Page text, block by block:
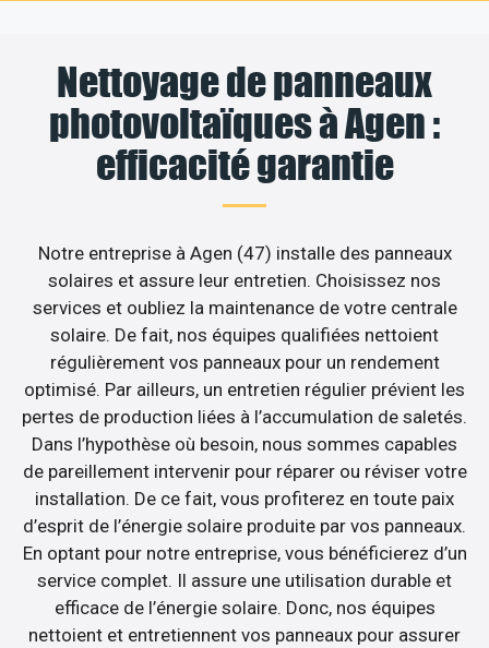
Nettoyage de panneaux
photovoltaïques à Agen :
efficacité garantie
Notre entreprise à Agen (47) installe des panneaux
solaires et assure leur entretien. Choisissez nos
services et oubliez la maintenance de votre centrale
solaire. De fait, nos équipes qualifiées nettoient
régulièrement vos panneaux pour un rendement
optimisé. Par ailleurs, un entretien régulier prévient les
pertes de production liées à l’accumulation de saletés.
Dans l’hypothèse où besoin, nous sommes capables
de pareillement intervenir pour réparer ou réviser votre
installation. De ce fait, vous profiterez en toute paix
d’esprit de l’énergie solaire produite par vos panneaux.
En optant pour notre entreprise, vous bénéficierez d’un
service complet. Il assure une utilisation durable et
efficace de l’énergie solaire. Donc, nos équipes
nettoient et entretiennent vos panneaux pour assurer